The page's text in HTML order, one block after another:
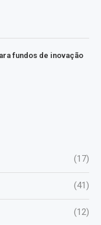
fundos de inovação
(17)
(41)
(12)